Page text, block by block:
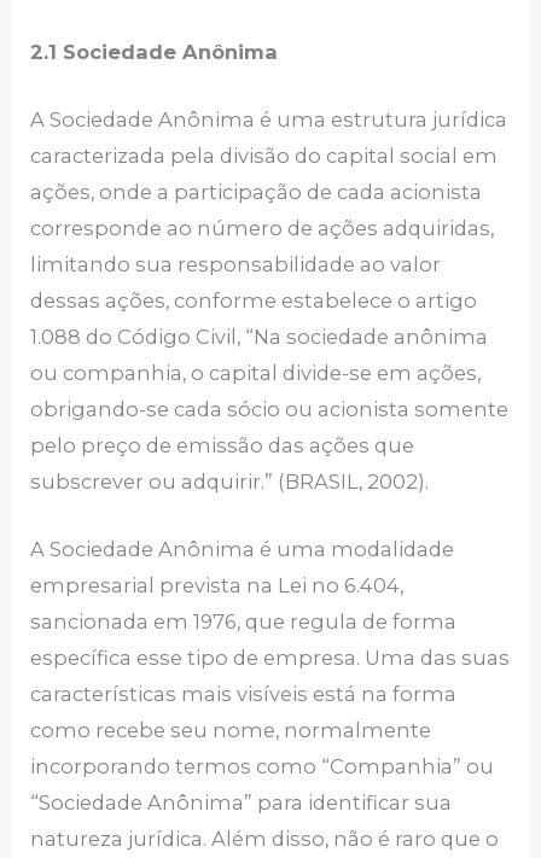
2.1 Sociedade Anônima
A Sociedade Anônima é uma estrutura jurídica
caracterizada pela divisão do capital social em
ações, onde a participação de cada acionista
corresponde ao número de ações adquiridas,
limitando sua responsabilidade ao valor
dessas ações, conforme estabelece o artigo
1.088 do Código Civil, “Na sociedade anônima
ou companhia, o capital divide-se em ações,
obrigando-se cada sócio ou acionista somente
pelo preço de emissão das ações que
subscrever ou adquirir.” (BRASIL, 2002).
A Sociedade Anônima é uma modalidade
empresarial prevista na Lei no 6.404,
sancionada em 1976, que regula de forma
específica esse tipo de empresa. Uma das suas
características mais visíveis está na forma
como recebe seu nome, normalmente
incorporando termos como “Companhia” ou
“Sociedade Anônima” para identificar sua
natureza jurídica. Além disso, não é raro que o